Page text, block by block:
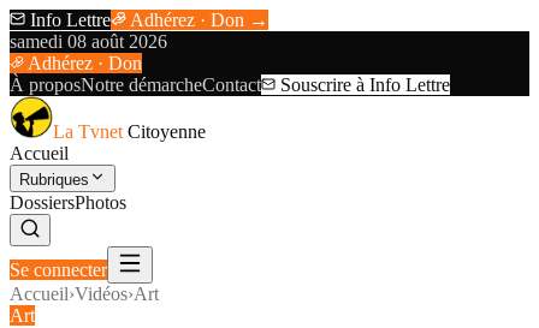
Info Lettre
Adhérez · Don →
samedi 08 août 2026
Adhérez · Don
À proposNotre démarcheContact Souscrire à Info Lettre
La Tvnet Citoyenne
Accueil
Rubriques
DossiersPhotos
Se connecter
Accueil›Vidéos›Art
Art